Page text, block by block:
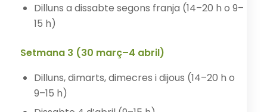
Dilluns a dissabte segons franja (14–20 h o 9–
15 h)
Setmana 3 (30 març–4 abril)
Dilluns, dimarts, dimecres i dijous (14–20 h o
9–15 h)